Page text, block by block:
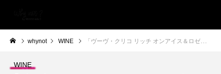
whynot WINE 「ヴーヴ・クリコ リッチ オンアイス＆ロゼ」 の世界観が広がるポップアップテラス「SUN CLUB by Veuve Clicquot（サン・クラブ by ヴーヴ・クリコ）」がオープン！
WINE